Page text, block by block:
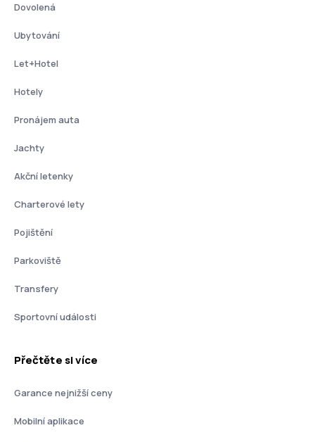
Dovolená
Ubytování
Let+Hotel
Hotely
Pronájem auta
Jachty
Akční letenky
Charterové lety
Pojištění
Parkoviště
Transfery
Sportovní události
Přečtěte si více
Garance nejnižší ceny
Mobilní aplikace